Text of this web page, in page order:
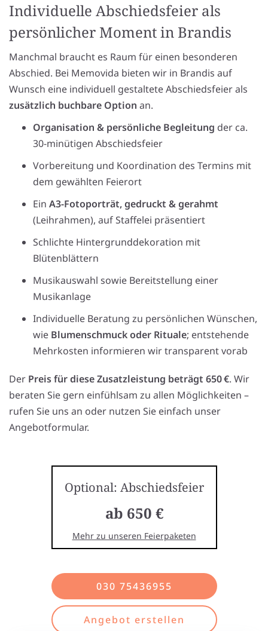
Individuelle Abschiedsfeier als
persönlicher Moment in Brandis
Manchmal braucht es Raum für einen besonderen
Abschied. Bei Memovida bieten wir in Brandis auf
Wunsch eine individuell gestaltete Abschiedsfeier als
zusätzlich buchbare Option an.
Organisation & persönliche Begleitung der ca.
30-minütigen Abschiedsfeier
Vorbereitung und Koordination des Termins mit
dem gewählten Feierort
Ein A3-Fotoporträt, gedruckt & gerahmt
(Leihrahmen), auf Staffelei präsentiert
Schlichte Hintergrunddekoration mit
Blütenblättern
Musikauswahl sowie Bereitstellung einer
Musikanlage
Individuelle Beratung zu persönlichen Wünschen,
wie Blumenschmuck oder Rituale; entstehende
Mehrkosten informieren wir transparent vorab
Der Preis für diese Zusatzleistung beträgt 650 €. Wir
beraten Sie gern einfühlsam zu allen Möglichkeiten –
rufen Sie uns an oder nutzen Sie einfach unser
Angebotformular.
Optional: Abschiedsfeier
ab 650 €
Mehr zu unseren Feierpaketen
030 75436955
Angebot erstellen